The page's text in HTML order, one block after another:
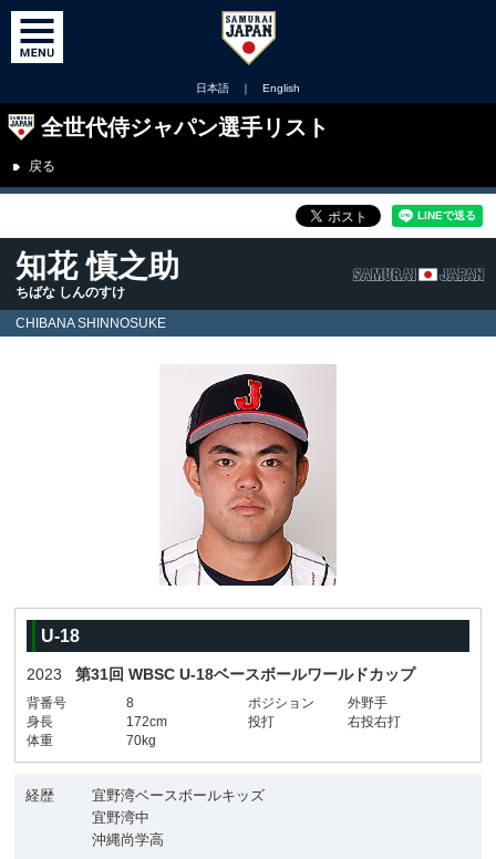
日本語 ｜ English
全世代侍ジャパン選手リスト
戻る
知花 慎之助
ちばな しんのすけ
CHIBANA SHINNOSUKE
U-18
2023 第31回 WBSC U-18ベースボールワールドカップ
背番号 8 ポジション
外野手
身長
172cm 投打
右投右打
体重
70kg
経歴
宜野湾ベースボールキッズ
宜野湾中
沖縄尚学高